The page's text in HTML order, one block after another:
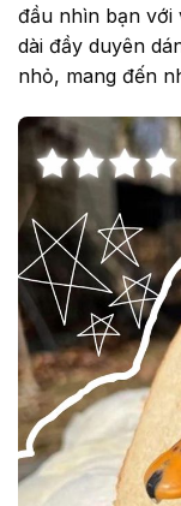
đầu nhìn bạn với
dài đầy duyên
nhỏ, mang đến